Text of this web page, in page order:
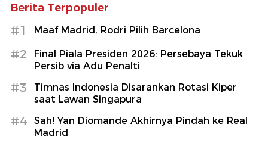
Berita Terpopuler
#1 Maaf Madrid, Rodri Pilih Barcelona
#2
Final Piala Presiden 2026: Persebaya Tekuk
Persib via Adu Penalti
#3
Timnas Indonesia Disarankan Rotasi Kiper
saat Lawan Singapura
#4
Sah! Yan Diomande Akhirnya Pindah ke Real
Madrid